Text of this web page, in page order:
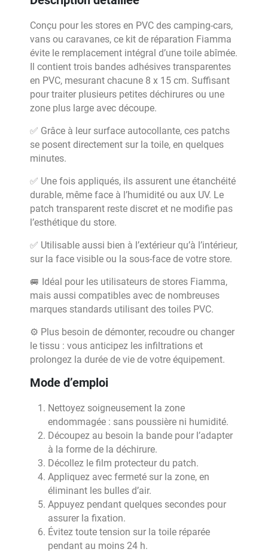
Conçu pour les stores en PVC des camping-cars,
vans ou caravanes, ce kit de réparation Fiamma
évite le remplacement intégral d’une toile abîmée.
Il contient trois bandes adhésives transparentes
en PVC, mesurant chacune 8 x 15 cm. Suffisant
pour traiter plusieurs petites déchirures ou une
zone plus large avec découpe.
✅ Grâce à leur surface autocollante, ces patchs
se posent directement sur la toile, en quelques
minutes.
✅ Une fois appliqués, ils assurent une étanchéité
durable, même face à l’humidité ou aux UV. Le
patch transparent reste discret et ne modifie pas
l’esthétique du store.
✅ Utilisable aussi bien à l’extérieur qu’à l’intérieur,
sur la face visible ou la sous-face de votre store.
🚐 Idéal pour les utilisateurs de stores Fiamma,
mais aussi compatibles avec de nombreuses
marques standards utilisant des toiles PVC.
⚙️ Plus besoin de démonter, recoudre ou changer
le tissu : vous anticipez les infiltrations et
prolongez la durée de vie de votre équipement.
Mode d’emploi
Nettoyez soigneusement la zone
endommagée : sans poussière ni humidité.
Découpez au besoin la bande pour l’adapter
à la forme de la déchirure.
Décollez le film protecteur du patch.
Appliquez avec fermeté sur la zone, en
éliminant les bulles d’air.
Appuyez pendant quelques secondes pour
assurer la fixation.
Évitez toute tension sur la toile réparée
pendant au moins 24 h.